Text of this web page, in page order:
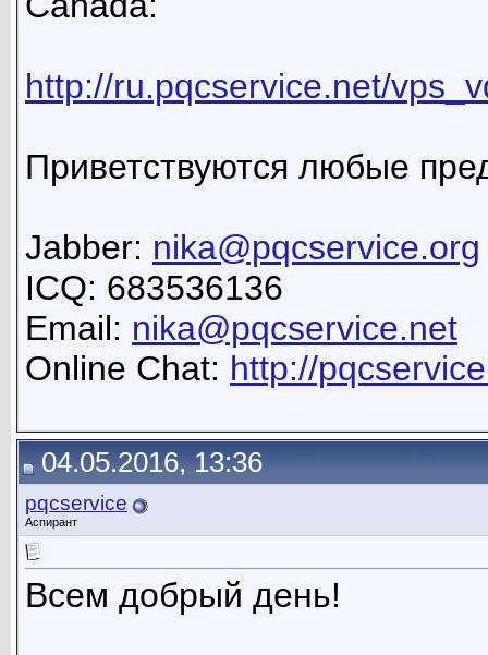
http://ru.pqcservice.net/
Приветствуются любые
Jabber: nika@pqcservice.org
ICQ: 683536136
Email: nika@pqcservice.net
Online Chat: http://
04.05.2016, 13:36
pqcservice
Аспирант
Всем добрый день!